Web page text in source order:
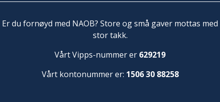
Er du fornøyd med NAOB? Store og små gaver mottas med
stor takk.
Vårt Vipps-nummer er 629219
Vårt kontonummer er: 1506 30 88258